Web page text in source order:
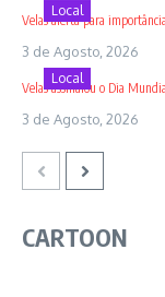
Local
Velas alerta para
3 de Agosto, 2026
Local
Velas assinalou o Dia
3 de Agosto, 2026
CARTOON